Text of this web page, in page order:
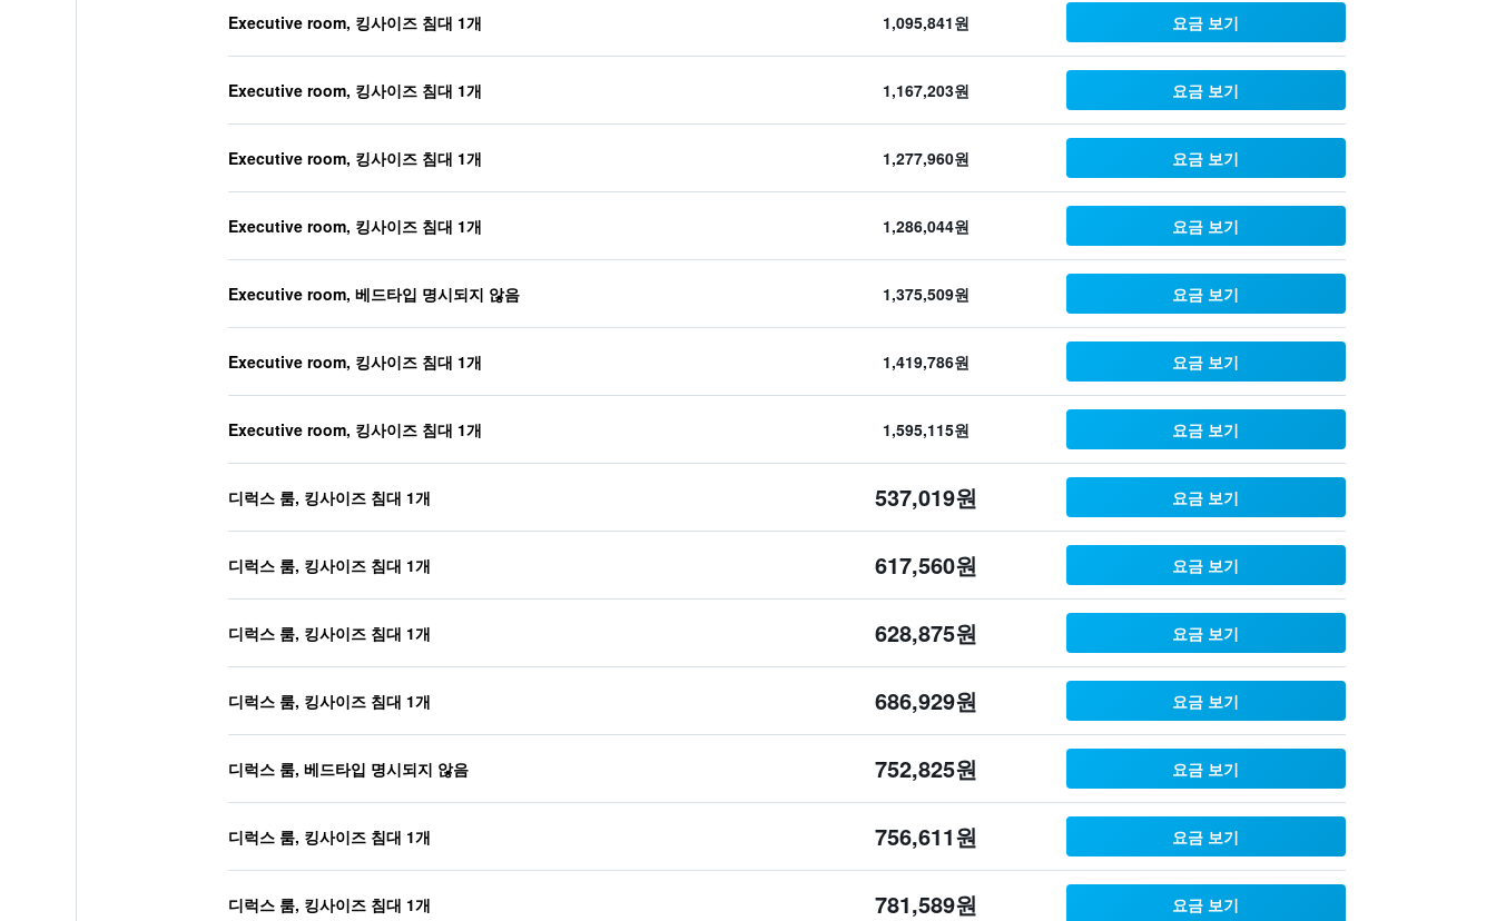
Executive room, 킹사이즈 침대 1개 1,095,841원 요금 보기
Executive room, 킹사이즈 침대 1개 1,167,203원 요금 보기
Executive room, 킹사이즈 침대 1개 1,277,960원 요금 보기
Executive room, 킹사이즈 침대 1개 1,286,044원 요금 보기
Executive room, 베드타입 명시되지 않음 1,375,509원 요금 보기
Executive room, 킹사이즈 침대 1개 1,419,786원 요금 보기
Executive room, 킹사이즈 침대 1개 1,595,115원 요금 보기
디럭스 룸, 킹사이즈 침대 1개 537,019원 요금 보기
디럭스 룸, 킹사이즈 침대 1개 617,560원 요금 보기
디럭스 룸, 킹사이즈 침대 1개 628,875원 요금 보기
디럭스 룸, 킹사이즈 침대 1개 686,929원 요금 보기
디럭스 룸, 베드타입 명시되지 않음 752,825원 요금 보기
디럭스 룸, 킹사이즈 침대 1개 756,611원 요금 보기
디럭스 룸, 킹사이즈 침대 1개 781,589원 요금 보기